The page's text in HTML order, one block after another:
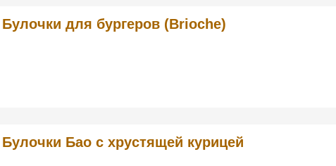
Булочки для бургеров (Brioche)
Булочки Бао с хрустящей курицей